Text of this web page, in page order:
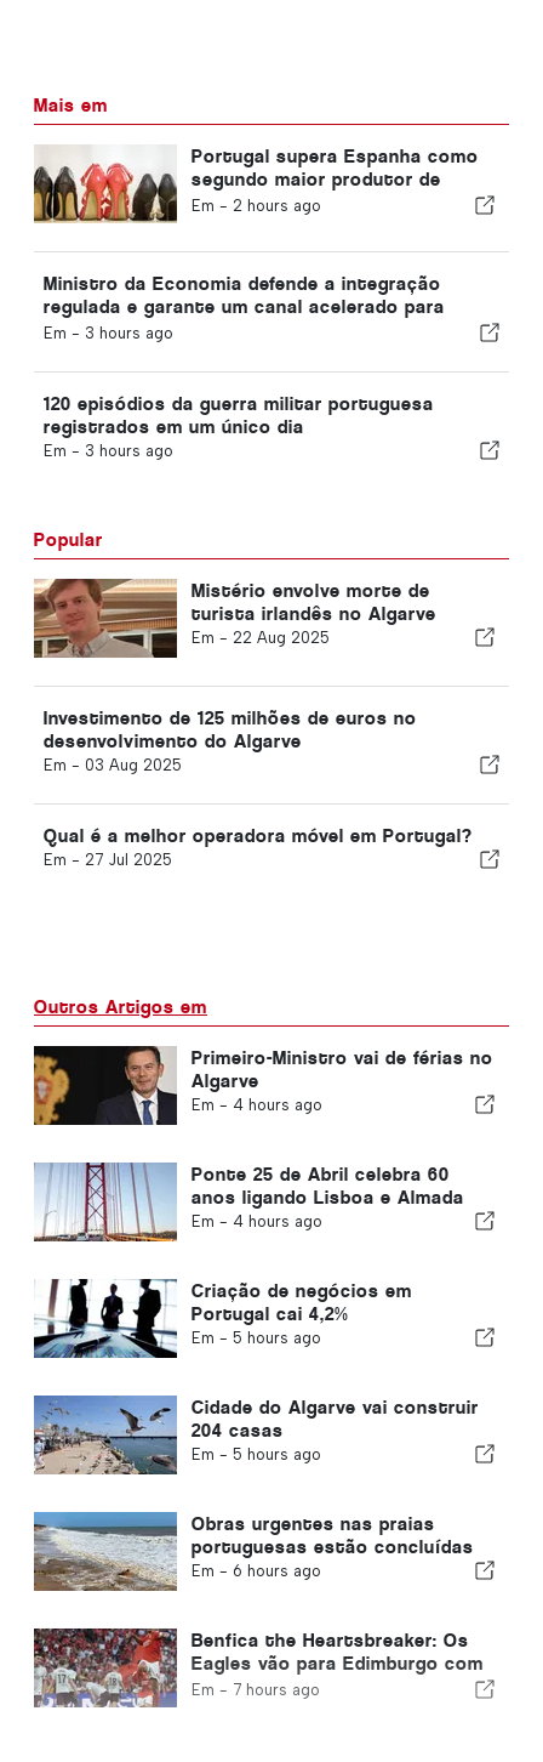
Mais em
Portugal supera Espanha como
segundo maior produtor de
calçado da Europa
Em - 2 hours ago
Ministro da Economia defende a integração
regulada e garante um canal acelerado para
imigrantes
Em - 3 hours ago
120 episódios da guerra militar portuguesa
registrados em um único dia
Em - 3 hours ago
Popular
Mistério envolve morte de
turista irlandês no Algarve
Em - 22 Aug 2025
Investimento de 125 milhões de euros no
desenvolvimento do Algarve
Em - 03 Aug 2025
Qual é a melhor operadora móvel em Portugal?
Em - 27 Jul 2025
Outros Artigos em
Primeiro-Ministro vai de férias no
Algarve
Em - 4 hours ago
Ponte 25 de Abril celebra 60
anos ligando Lisboa e Almada
Em - 4 hours ago
Criação de negócios em
Portugal cai 4,2%
Em - 5 hours ago
Cidade do Algarve vai construir
204 casas
Em - 5 hours ago
Obras urgentes nas praias
portuguesas estão concluídas
Em - 6 hours ago
Benfica the Heartsbreaker: Os
Eagles vão para Edimburgo com
um pé já na próxima fase
Em - 7 hours ago